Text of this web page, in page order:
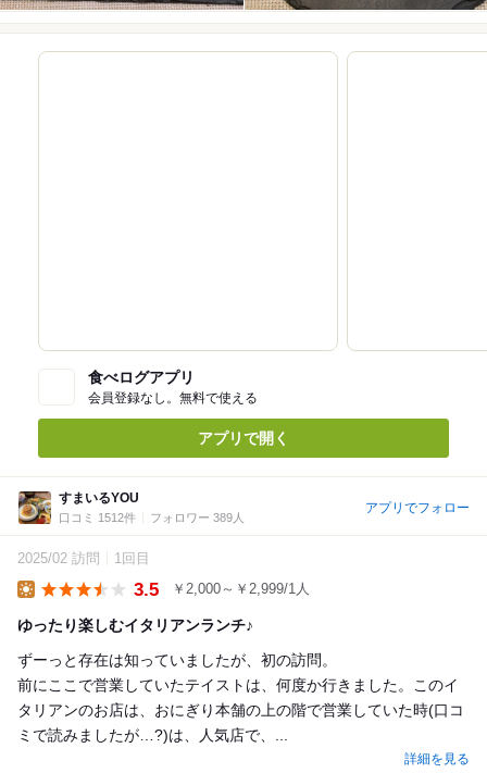
食べログアプリ
会員登録なし。無料で使える
アプリで開く
すまいるYOU
口コミ 1512件 フォロワー 389人
アプリでフォロー
2025/02 訪問 1回目
3.5 ￥2,000～￥2,999/1人
ゆったり楽しむイタリアンランチ♪
ずーっと存在は知っていましたが、初の訪問。
前にここで営業していたテイストは、何度か行きました。このイ
タリアンのお店は、おにぎり本舗の上の階で営業していた時(口コ
ミで読みましたが…?)は、人気店で、...
詳細を見る